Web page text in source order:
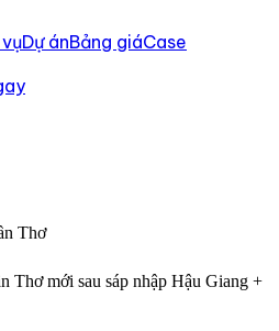
Dự ánBảng giáCase
Thơ
mới sau sáp nhập Hậu Giang +